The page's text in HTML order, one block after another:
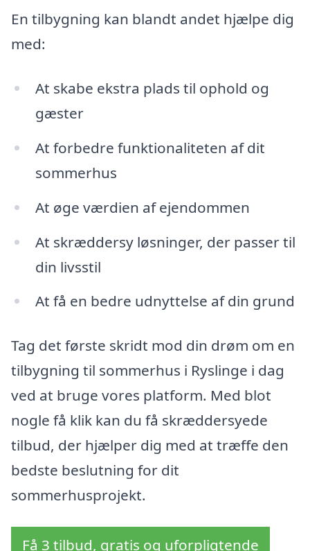
En tilbygning kan blandt andet hjælpe dig
med:
At skabe ekstra plads til ophold og
gæster
At forbedre funktionaliteten af dit
sommerhus
At øge værdien af ejendommen
At skræddersy løsninger, der passer til
din livsstil
At få en bedre udnyttelse af din grund
Tag det første skridt mod din drøm om en
tilbygning til sommerhus i Ryslinge i dag
ved at bruge vores platform. Med blot
nogle få klik kan du få skræddersyede
tilbud, der hjælper dig med at træffe den
bedste beslutning for dit
sommerhusprojekt.
Få 3 tilbud, gratis og uforpligtende